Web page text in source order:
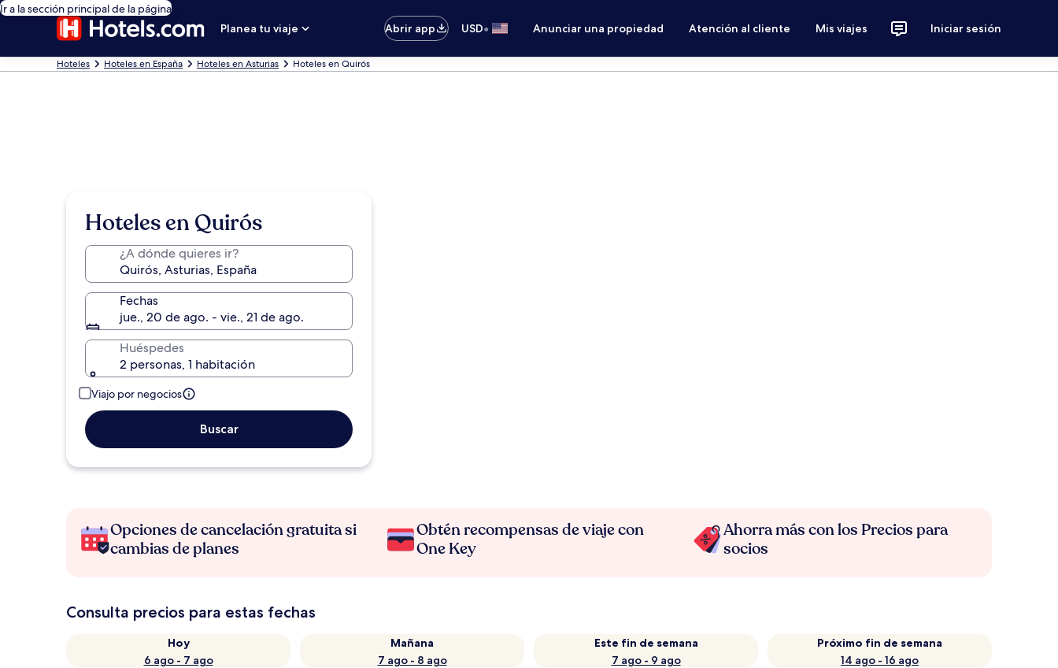
Ir a la sección principal de la página
Planea tu viaje
Abrir app USD• Anunciar una propiedad Atención al cliente Mis viajes Iniciar sesión
Hoteles Hoteles en España Hoteles en Asturias Hoteles en Quirós
Hoteles en Quirós
¿A dónde quieres ir?
Fechas
jue., 20 de ago. - vie., 21 de ago.
Huéspedes
2 personas, 1 habitación
Viajo por negocios
Buscar
Opciones de cancelación gratuita si
cambias de planes
Obtén recompensas de viaje con
One Key
Ahorra más con los Precios para
socios
Consulta precios para estas fechas
Hoy
6 ago - 7 ago
Mañana
7 ago - 8 ago
Este fin de semana
7 ago - 9 ago
Próximo fin de semana
14 ago - 16 ago